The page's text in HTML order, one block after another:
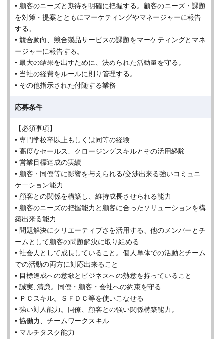
• 顧客のニーズと期待を明確に把握する。顧客のニーズ・課題
を対策・提案とともにマーケティングやマネージャーに報告
する。
• 競合動向、競合製品サービスの課題をマーケティングとマネ
ージャーに報告する。
• 最大の結果を出すために、決められた活動量を守る。
• 当社の経費をルールに則り管理する。
• その他指示された付随する業務
応募条件
【必須事項】
• 専門学校卒以上もしくは同等の経験
• 高度なセールス、クロージングスキルとその活用経験
• 営業目標達成の実績
• 顧客・同僚等に影響を与えられる/交渉出来る強いコミュニ
ケーション能力
• 顧客との関係を構築し、維持成長させられる能力
• 顧客のニーズの把握能力と顧客に合ったソリューションを構
築出来る能力
• 問題解決にクリエーティブさを活用する、他のメンバーとチ
ームとして顧客の問題解決に取り組める
• 社会人として成長していること。個人単体での活動とチーム
での活動の両方に対応出来ること
• 目標達成への意欲とビジネスへの熱意を持っていること
• 誠実, 清廉。同僚・顧客・会社への約束を守る
• ＰＣスキル。ＳＦＤＣ等を使いこなせる
• 強い対人能力。同僚、顧客との強い関係構築能力。
• 協働力、チームワークスキル
• マルチタスク能力